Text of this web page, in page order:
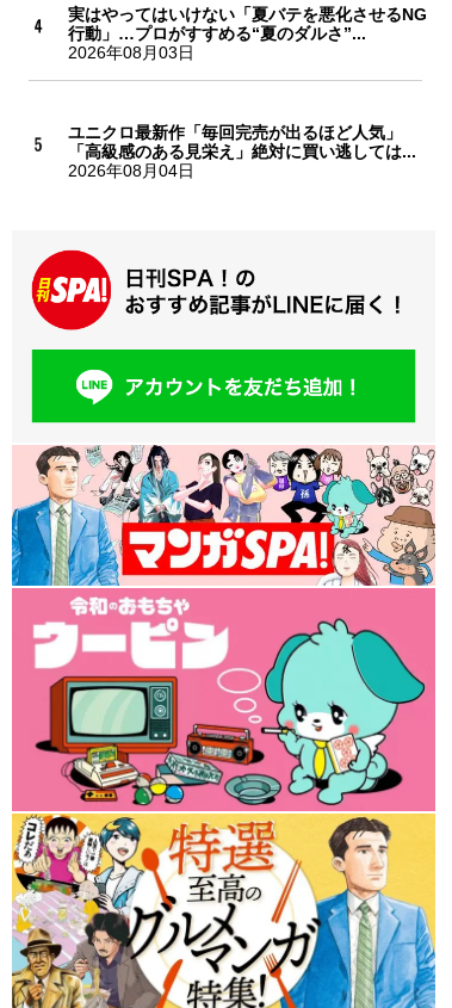
実はやってはいけない「夏バテを悪化させるNG
行動」…プロがすすめる“夏のダルさ”...
2026年08月03日
ユニクロ最新作「毎回完売が出るほど人気」
「高級感のある見栄え」絶対に買い逃しては...
2026年08月04日